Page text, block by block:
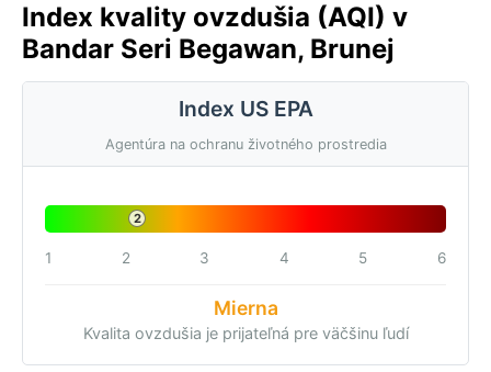
Index kvality ovzdušia (AQI) v
Bandar Seri Begawan, Brunej
Index US EPA
Agentúra na ochranu životného prostredia
2
1 2 3 4 5 6
Mierna
Kvalita ovzdušia je prijateľná pre väčšinu ľudí